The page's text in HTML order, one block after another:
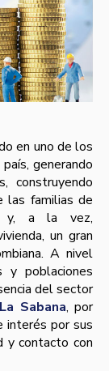
en uno de los
generando
construyendo
las familias de
y, a la vez,
un gran
A nivel
y poblaciones
del sector
Sabana, por
interés por sus
y contacto con